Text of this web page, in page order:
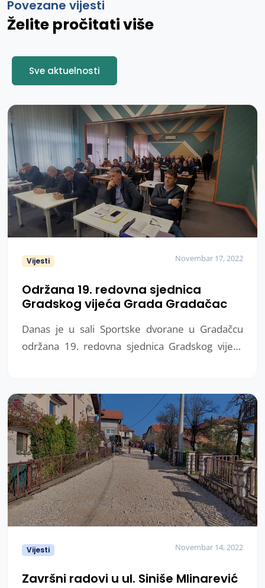
Povezane vijesti
Želite pročitati više
Sve aktuelnosti
Vijesti Novembar 17, 2022
Održana 19. redovna sjednica
Gradskog vijeća Grada Gradačac
Danas je u sali Sportske dvorane u Gradačcu
održana 19. redovna sjednica Gradskog vijeća
Vijesti Novembar 14, 2022
Završni radovi u ul. Siniše Mlinarević